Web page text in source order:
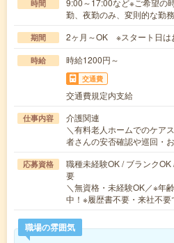
時間
9:00～17:00など※ご希望の
勤、夜勤のみ、変則的な勤
期間 2ヶ月～OK ※スタート日は
時給 時給1200円～
交通費
交通費規定内支給
仕事内容
介護関連
＼有料老人ホームでのケ
者さんの安否確認や巡回・
応募資格
職種未経験OK / ブランク
要
＼無資格・未経験OK／※年
中！※履歴書不要・来社不
職場の雰囲気